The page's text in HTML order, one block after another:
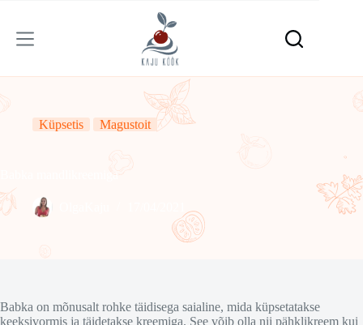
content
Küpsetis Magustoit
Babka mandlikreemiga
Babka on mõnusalt rohke täidisega saialine, mida küpsetatakse
keeksivormis ja täidetakse kreemiga. See võib olla nii pähklikreem kui